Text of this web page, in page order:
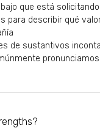
que está solicitando
para describir qué
de sustantivos